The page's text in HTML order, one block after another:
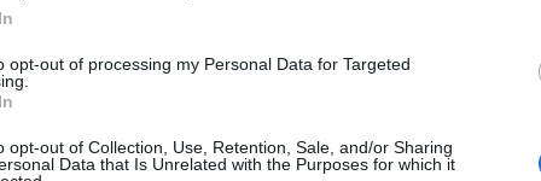
opt-out of processing my Personal Data for Targeted
opt-out of Collection, Use, Retention, Sale, and/or Sharing
Data that Is Unrelated with the Purposes for which it